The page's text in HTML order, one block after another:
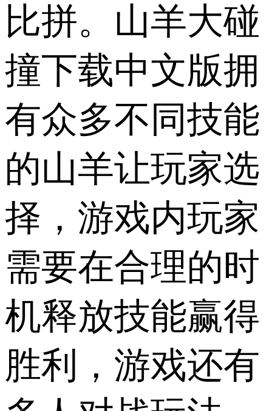
比拼。山羊大碰
撞下载中文版拥
有众多不同技能
的山羊让玩家选
择，游戏内玩家
需要在合理的时
机释放技能赢得
胜利，游戏还有